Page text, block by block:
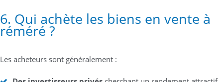
6. Qui achète les biens en vente à
réméré ?
Les acheteurs sont généralement :